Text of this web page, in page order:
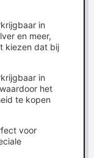
in
en meer,
kiezen dat bij
in
het
te kopen
voor